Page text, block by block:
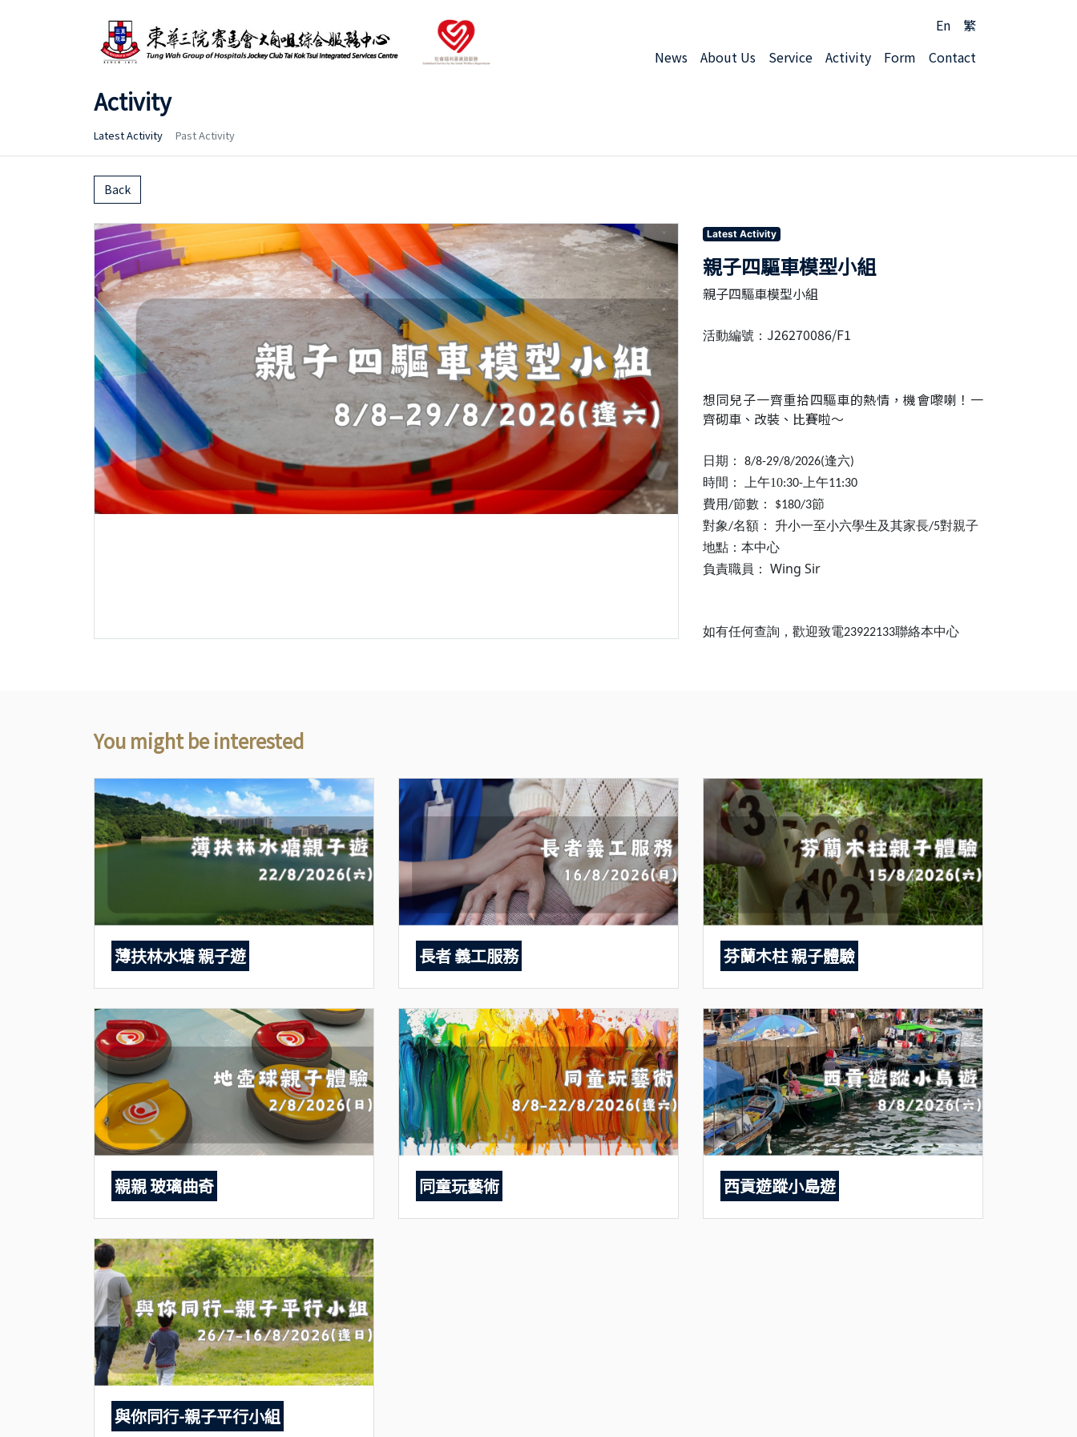
En
繁
News
About Us Service Activity Form Contact
Activity
Latest Activity Past Activity
Back
Latest Activity
親子四驅車模型小組
親子四驅車模型小組
活動編號： J26270086/F1
想同兒子一齊重拾四驅車的熱情，機會嚟喇！一
齊砌車、改裝、比賽啦～
日期： 8/8-29/8/2026(逢六)
時間： 上午10:30- 上午11:30
費用/節數： $180/3節
對象/名額： 升小一至小六學生及其家長/5對親子
地點：本中心
負責職員：
Wing Sir
如有任何查詢，歡迎致電23922133聯絡本中心
You might be interested
薄扶林水塘 親子遊 長者 義工服務 芬蘭木柱 親子體驗
親親 玻璃曲奇 同童玩藝術 西貢遊蹤小島遊
與你同行-親子平行小組